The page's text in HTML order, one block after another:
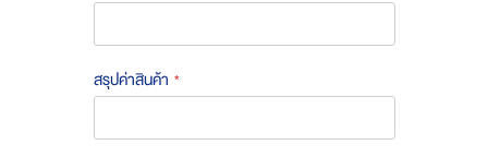
สรุปค่าสินค้า